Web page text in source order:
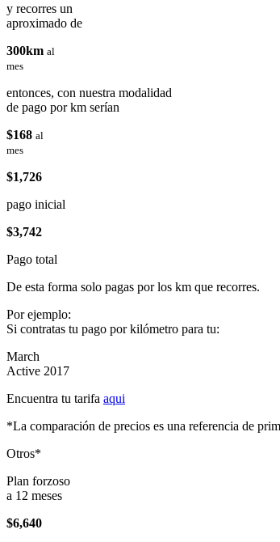
y recorres un
aproximado de
300km al
mes
entonces, con nuestra modalidad
de pago por km serían
$168 al
mes
$1,726
pago inicial
$3,742
Pago total
De esta forma solo pagas por los km que recorres.
Por ejemplo:
Si contratas tu pago por kilómetro para tu:
March
Active 2017
Encuentra tu tarifa aqui
*La comparación de precios es una referencia de
Otros*
Plan forzoso
a 12 meses
$6,640